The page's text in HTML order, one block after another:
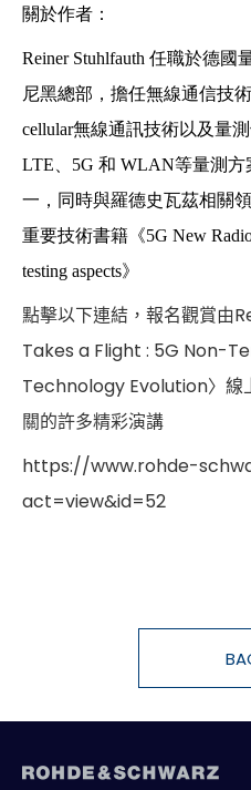
關於作者：
Reiner Stuhlfauth 任職於德
尼黑總部，擔任無線通信技
cellular無線通訊技術以及量
LTE、5G 和 WLAN等量測
一，同時與羅德史瓦茲相關
重要技術書籍《5G New Radio
testing aspects》
點擊以下連結，報名觀賞由
Takes a Flight : 5G Non-
Technology Evolution〉線
關的許多精彩演講
https://www.rohde-
act=view&id=52